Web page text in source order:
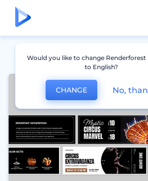
Would you like to change Renderforest
to English?
CHANGE No,